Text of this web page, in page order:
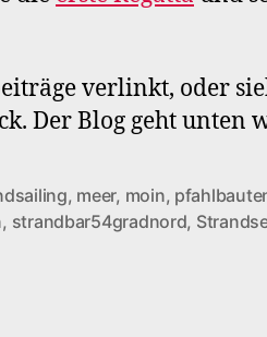
verlinkt, oder
Der Blog geht unten
, meer, moin,
, strandbar54gradnord,